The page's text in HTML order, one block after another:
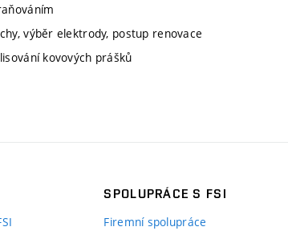
výběr elektrody, postup renovace
kovových prášků
SPOLUPRÁCE S FSI
Firemní spolupráce